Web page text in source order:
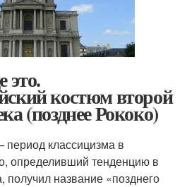
это.
костюм второй
(позднее Рококо)
классицизма в
определивший тенденцию в
название «позднего